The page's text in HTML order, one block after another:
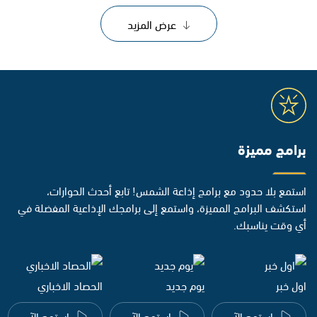
عرض المزيد
برامج مميزة
استمع بلا حدود مع برامج إذاعة الشمس! تابع أحدث الحوارات،
استكشف البرامج المميزة، واستمع إلى برامجك الإذاعية المفضلة في
أي وقت يناسبك.
اول خبر
يوم جديد
الحصاد الاخباري